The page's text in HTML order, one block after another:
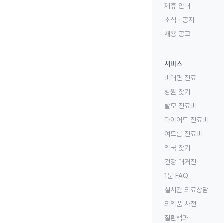
제휴 안내
소식 · 공지
채용 공고
서비스
비대면 진료
병원 찾기
탈모 진료비
다이어트 진료비
여드름 진료비
약국 찾기
건강 매거진
1분 FAQ
실시간 의료상담
의약품 사전
질환백과